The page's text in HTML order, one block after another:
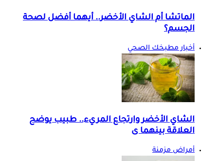
الماتشا أم الشاي الأخضر.. أيهما أفضل لصحة
الجسم؟
أخبار مطبخك الصحي
الشاي الأخضر وارتجاع المريء.. طبيب يوضح
العلاقة بينهما ى
أمراض مزمنة